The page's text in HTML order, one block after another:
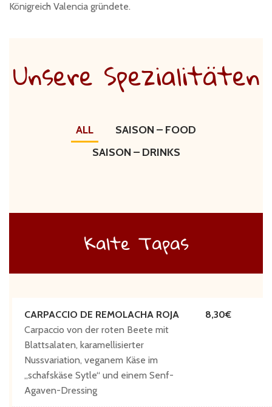
Königreich Valencia gründete.
Unsere Spezialitäten
ALL
SAISON – FOOD
SAISON – DRINKS
Kalte Tapas
CARPACCIO DE REMOLACHA ROJA
Carpaccio von der roten Beete mit
Blattsalaten, karamellisierter
Nussvariation, veganem Käse im
„schafskäse Sytle“ und einem Senf-
Agaven-Dressing
8,30